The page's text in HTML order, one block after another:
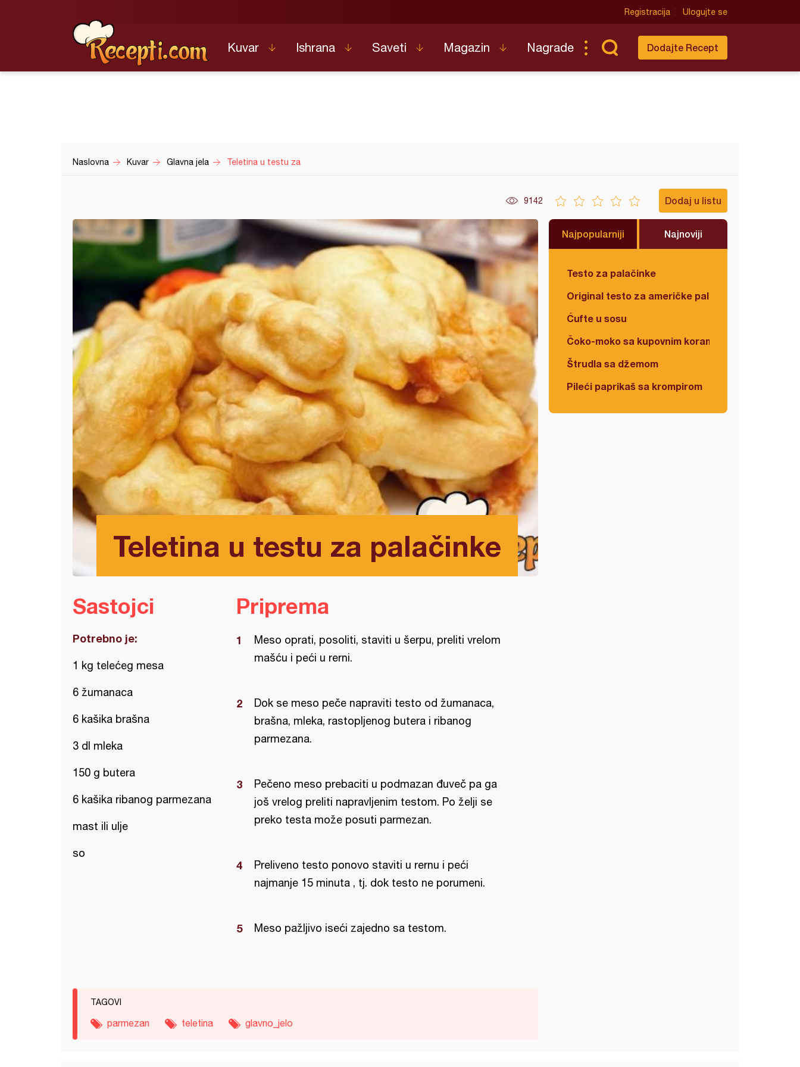
Registracija Ulogujte se
Kuvar Ishrana Saveti Magazin Nagrade Dodajte Recept
Naslovna Kuvar Glavna jela Teletina u testu za
9142 Dodaj u listu
Teletina u testu za palačinke
Najpopularniji Najnoviji
Testo za palačinke
Original testo za američke palačinke
Ćufte u sosu
Čoko-moko sa kupovnim korama
Štrudla sa džemom
Pileći paprikaš sa krompirom
Sastojci
Potrebno je:
1 kg telećeg mesa
6 žumanaca
6 kašika brašna
3 dl mleka
150 g butera
6 kašika ribanog parmezana
mast ili ulje
so
Priprema
Meso oprati, posoliti, staviti u šerpu, preliti vrelom
mašću i peći u rerni.
Dok se meso peče napraviti testo od žumanaca,
brašna, mleka, rastopljenog butera i ribanog
parmezana.
Pečeno meso prebaciti u podmazan đuveč pa ga
još vrelog preliti napravljenim testom. Po želji se
preko testa može posuti parmezan.
Preliveno testo ponovo staviti u rernu i peći
najmanje 15 minuta , tj. dok testo ne porumeni.
Meso pažljivo iseći zajedno sa testom.
TAGOVI
parmezan teletina glavno_jelo